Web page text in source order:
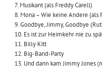
7. Musikant (als Freddy Carell)
8. Mona – Wie keine Andere (als
9. Goodbye, Jimmy, Goodbye
10. Es ist zur Heimkehr nie zu
11. Billy Kitt
12. Big-Band-Party
13. Und dann kam Jimmy Jones